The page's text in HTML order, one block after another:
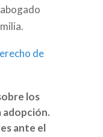
de
los
adopción.
ante el